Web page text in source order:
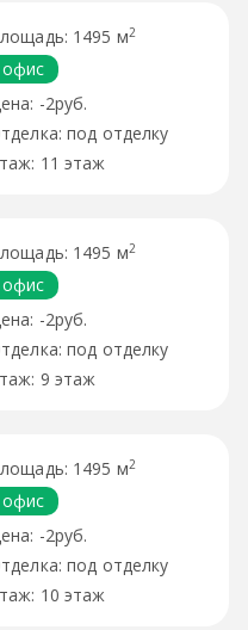
1495 м2
офис
-2руб.
под отделку
11 этаж
1495 м2
офис
-2руб.
под отделку
9 этаж
1495 м2
офис
-2руб.
под отделку
10 этаж